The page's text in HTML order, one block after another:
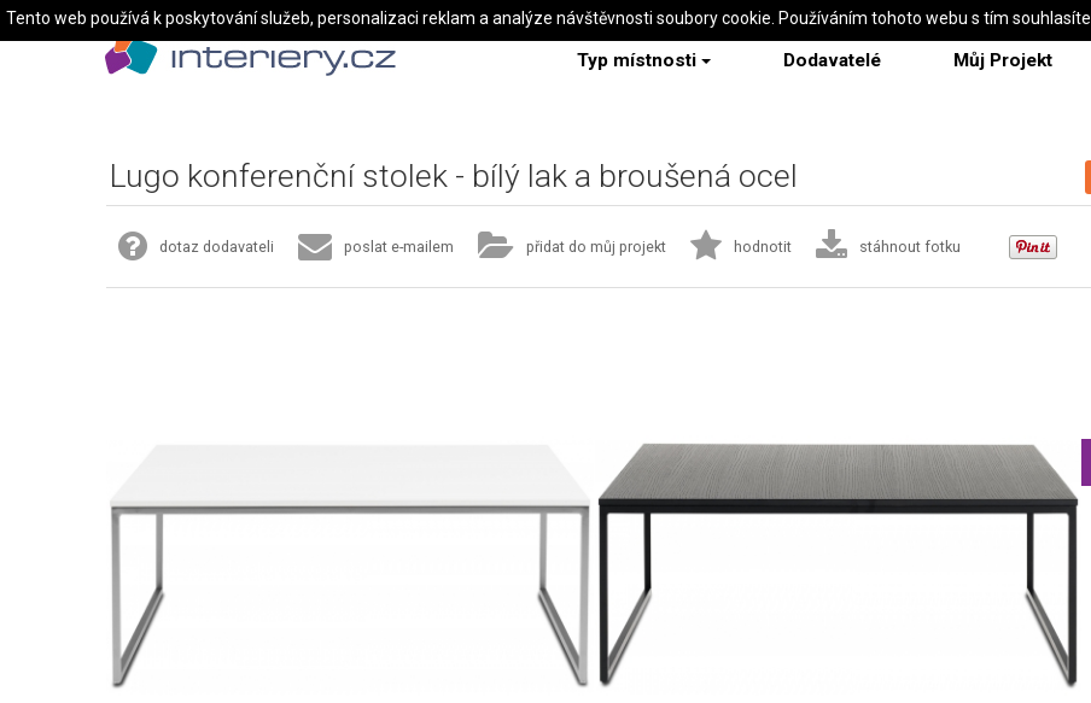
Typ místnosti Dodavatelé Můj Projekt
Lugo konferenční stolek - bílý lak a broušená ocel
dotaz dodavateli poslat e-mailem přidat do můj projekt hodnotit stáhnout fotku
Tento web používá k poskytování služeb, personalizaci reklam a analýze návštěvnosti soubory cookie. Používáním tohoto webu s tím souhlasíte.